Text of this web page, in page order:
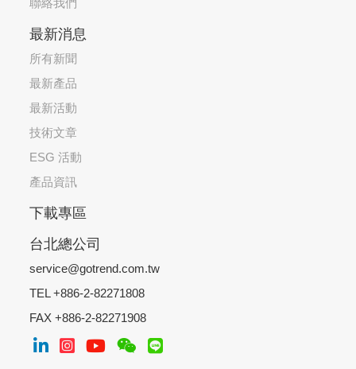
最新消息
所有新聞
最新產品
最新活動
技術文章
ESG 活動
產品資訊
下載專區
台北總公司
service@gotrend.com.tw
TEL +886-2-82271808
FAX +886-2-82271908